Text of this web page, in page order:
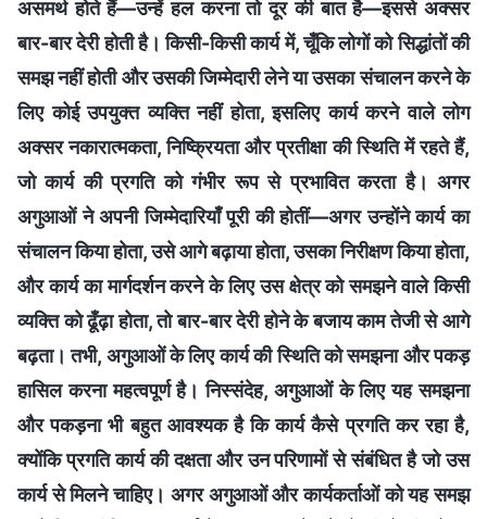
असमर्थ होते हैं—उन्हें हल करना तो दूर की बात है—इससे अक्सर
बार-बार देरी होती है। किसी-किसी कार्य में, चूँकि लोगों को सिद्धांतों की
समझ नहीं होती और उसकी जिम्मेदारी लेने या उसका संचालन करने के
लिए कोई उपयुक्त व्यक्ति नहीं होता, इसलिए कार्य करने वाले लोग
अक्सर नकारात्मकता, निष्क्रियता और प्रतीक्षा की स्थिति में रहते हैं,
जो कार्य की प्रगति को गंभीर रूप से प्रभावित करता है। अगर
अगुआओं ने अपनी जिम्मेदारियाँ पूरी की होतीं—अगर उन्होंने कार्य का
संचालन किया होता, उसे आगे बढ़ाया होता, उसका निरीक्षण किया होता,
और कार्य का मार्गदर्शन करने के लिए उस क्षेत्र को समझने वाले किसी
व्यक्ति को ढूँढ़ा होता, तो बार-बार देरी होने के बजाय काम तेजी से आगे
बढ़ता। तभी, अगुआओं के लिए कार्य की स्थिति को समझना और पकड़
हासिल करना महत्वपूर्ण है। निस्संदेह, अगुआओं के लिए यह समझना
और पकड़ना भी बहुत आवश्यक है कि कार्य कैसे प्रगति कर रहा है,
क्योंकि प्रगति कार्य की दक्षता और उन परिणामों से संबंधित है जो उस
कार्य से मिलने चाहिए। अगर अगुआओं और कार्यकर्ताओं को यह समझ